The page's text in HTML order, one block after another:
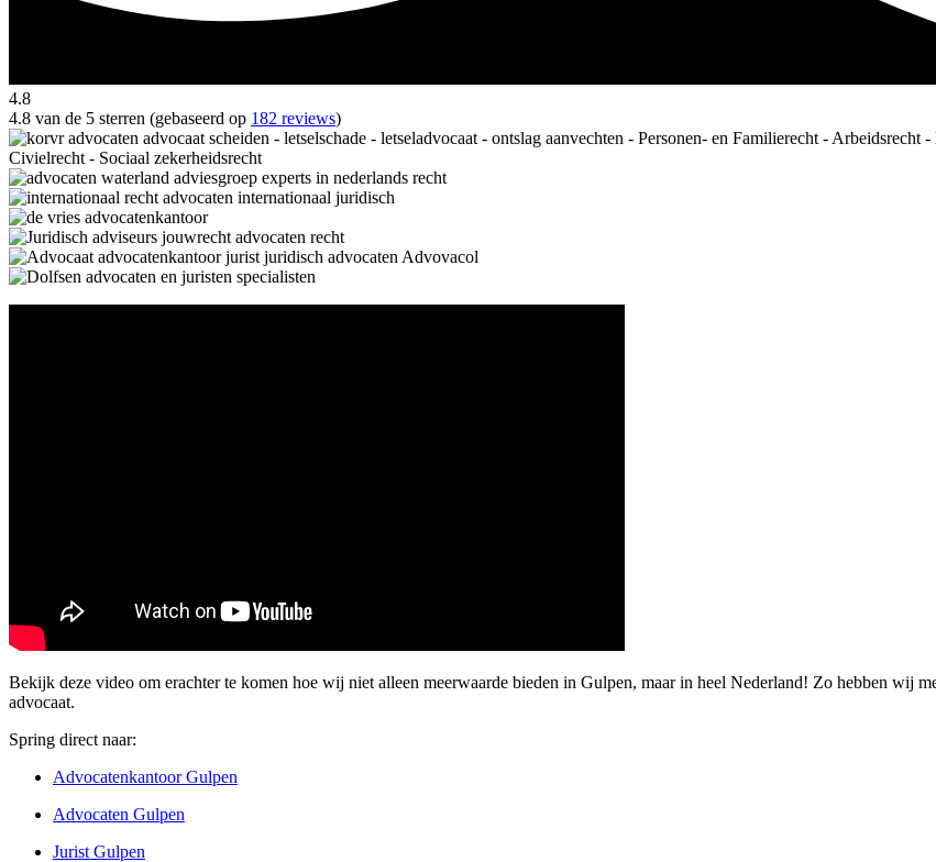
4.8
4.8 van de 5 sterren (gebaseerd op 182 reviews)
Bekijk deze video om erachter te komen hoe wij niet alleen meerwaarde bieden in Gulpen, maar in heel Nederland! Zo hebben wij
advocaat.
Spring direct naar:
Advocatenkantoor Gulpen
Advocaten Gulpen
Jurist Gulpen